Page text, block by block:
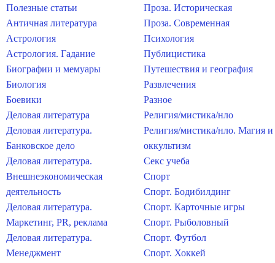
Полезные статьи
Античная литература
Астрология
Астрология. Гадание
Биографии и мемуары
Биология
Боевики
Деловая литература
Деловая литература.
Банковское дело
Деловая литература.
Внешнеэкономическая
деятельность
Деловая литература.
Маркетинг, PR, реклама
Деловая литература.
Менеджмент
Проза. Историческая
Проза. Современная
Психология
Публицистика
Путешествия и география
Развлечения
Разное
Религия/мистика/нло
Религия/мистика/нло. Магия и
оккультизм
Секс учеба
Спорт
Спорт. Бодибилдинг
Спорт. Карточные игры
Спорт. Рыболовный
Спорт. Футбол
Спорт. Хоккей